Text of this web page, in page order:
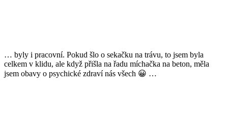
… byly i pracovní. Pokud šlo o sekačku na trávu, to jsem byla
celkem v klidu, ale když přišla na řadu míchačka na beton, měla
jsem obavy o psychické zdraví nás všech 😀 …